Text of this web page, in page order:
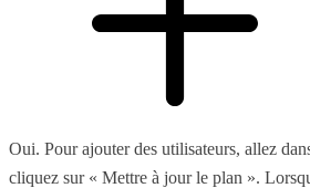
Oui. Pour ajouter des utilisateurs, allez
cliquez sur « Mettre à jour le plan ».